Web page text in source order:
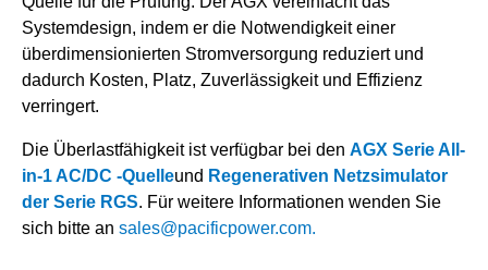
Systemdesign, indem er die Notwendigkeit einer
überdimensionierten Stromversorgung reduziert und
dadurch Kosten, Platz, Zuverlässigkeit und Effizienz
verringert.
Die Überlastfähigkeit ist verfügbar bei den AGX Serie All-
in-1 AC/DC -Quelleund Regenerativen Netzsimulator
der Serie RGS. Für weitere Informationen wenden Sie
sich bitte an sales@pacificpower.com.